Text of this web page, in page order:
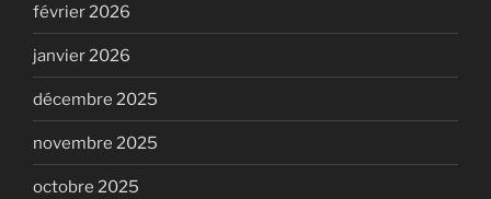
février 2026
janvier 2026
décembre 2025
novembre 2025
octobre 2025